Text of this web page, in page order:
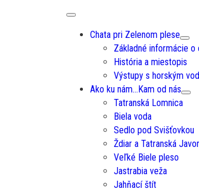
Chata pri Zelenom plese
Základné informácie o
História a miestopis
Výstupy s horským
Ako ku nám…Kam od nás
Tatranská Lomnica
Biela voda
Sedlo pod Svišťovkou
Ždiar a Tatranská
Veľké Biele pleso
Jastrabia veža
Jahňací štít